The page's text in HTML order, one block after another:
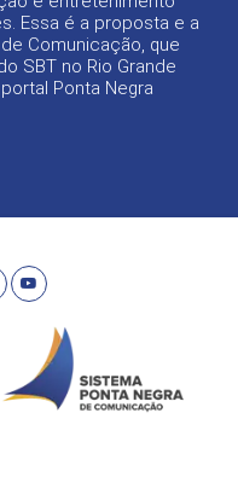
Essa é a proposta e a
Comunicação, que
SBT no Rio Grande
Ponta Negra